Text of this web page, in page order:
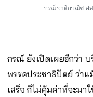
กรณ์ จาติกวณิช ส
กรณ์ ยังเปิดเผยอีกว่า
พรรคประชาธิปัตย์ ว่าแ
เสร็จ ก็ไม่คุ้มค่าที่จะมา